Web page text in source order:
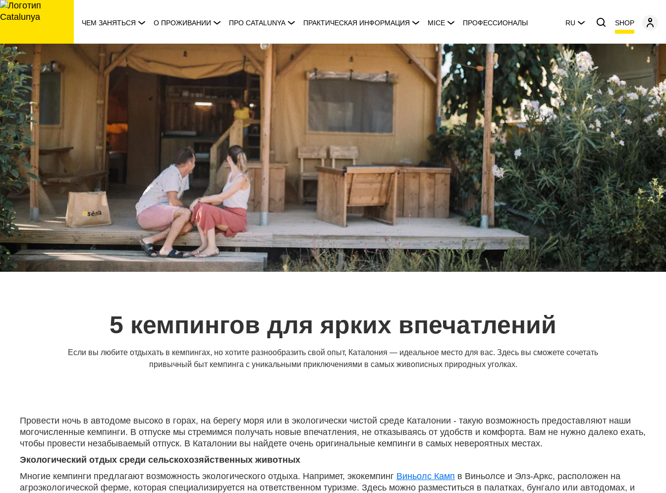
перейти
к
ЧЕМ ЗАНЯТЬСЯ О ПРОЖИВАНИИ ПРО CATALUNYA ПРАКТИЧЕСКАЯ ИНФОРМАЦИЯ MICE ПРОФЕССИОНАЛЫ RU SHOP
5 кемпингов для ярких впечатлений
Если вы любите отдыхать в кемпингах, но хотите разнообразить свой опыт, Каталония — идеальное место для вас. Здесь вы сможете сочетать
привычный быт кемпинга с уникальными приключениями в самых живописных природных уголках.
Провести ночь в автодоме высоко в горах, на берегу моря или в экологически чистой среде Каталонии - такую возможность предоставляют наши
могочисленные кемпинги. В отпуске мы стремимся получать новые впечатления, не отказываясь от удобств и комфорта. Вам не нужно далеко ехать,
чтобы провести незабываемый отпуск. В Каталонии вы найдете очень оригинальные кемпинги в самых невероятных местах.
Экологический отдых среди сельскохозяйственных животных
Многие кемпинги предлагают возможность экологического отдыха. Напримет, экокемпинг Виньолс Камп в Виньолсе и Элз-Аркс, расположен на
агроэкологической ферме, которая специализируется на ответственном туризме. Здесь можно разместиться в палатках, бунгало или автодомах, и